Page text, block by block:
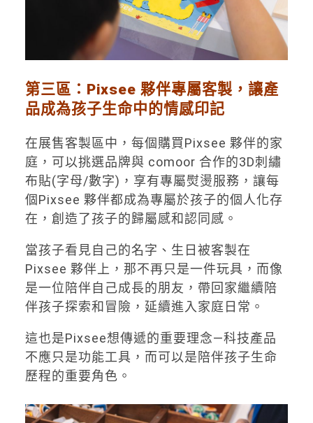
第三區 ： Pixsee 夥伴專屬客製 ，讓產
品成為孩子生命中的情感印記
在展售客製區中，每個購買Pixsee 夥伴的家
庭，可以挑選品牌與 comoor 合作的3D刺繡
布貼(字母/數字)，享有專屬熨燙服務，讓每
個Pixsee 夥伴都成為專屬於孩子的個人化存
在，創造了孩子的歸屬感和認同感。
當孩子看見自己的名字、生日被客製在
Pixsee 夥伴上，那不再只是一件玩具，而像
是一位陪伴自己成長的朋友，帶回家繼續陪
伴孩子探索和冒險，延續進入家庭日常。
這也是Pixsee想傳遞的重要理念—科技產品
不應只是功能工具，而可以是陪伴孩子生命
歷程的重要角色。